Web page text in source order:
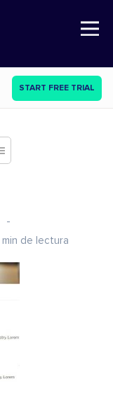
Open Nav
START FREE TRIAL
min de lectura